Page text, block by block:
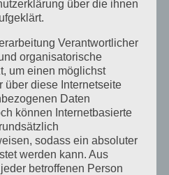
über die ihnen
Verantwortlicher
organisatorische
um einen möglichst
über diese Internetseite
Daten
können Internetbasierte
sodass ein absoluter
werden kann. Aus
betroffenen Person